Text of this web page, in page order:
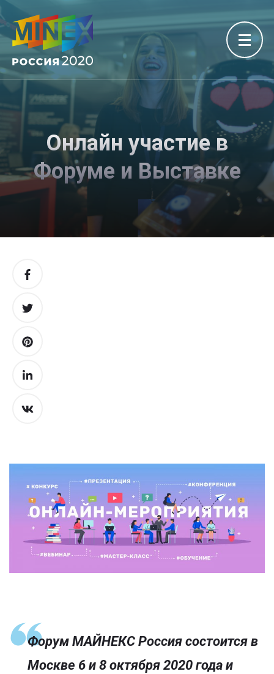
Онлайн участие в
Форуме и Выставке
Форум МАЙНЕКС Россия состоится в
Москве 6 и 8 октября 2020 года и